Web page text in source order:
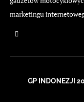
marketingu
GP INDONEZJI